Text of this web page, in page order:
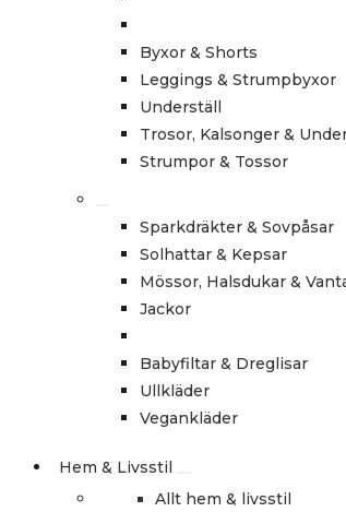
Byxor & Shorts
Leggings & Strumpbyxor
Underställ
Trosor, Kalsonger &
Strumpor & Tossor
Sparkdräkter & Sovpåsar
Solhattar & Kepsar
Mössor, Halsdukar &
Jackor
Babyfiltar & Dreglisar
Ullkläder
Vegankläder
Hem & Livsstil
Allt hem & livsstil